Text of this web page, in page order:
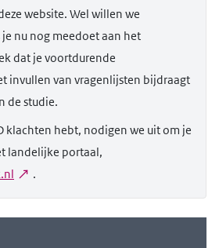
website. Wel willen we
nu nog meedoet aan het
dat je voortdurende
invullen van vragenlijsten bijdraagt
de studie.
klachten hebt, nodigen we uit om je
landelijke portaal,
.